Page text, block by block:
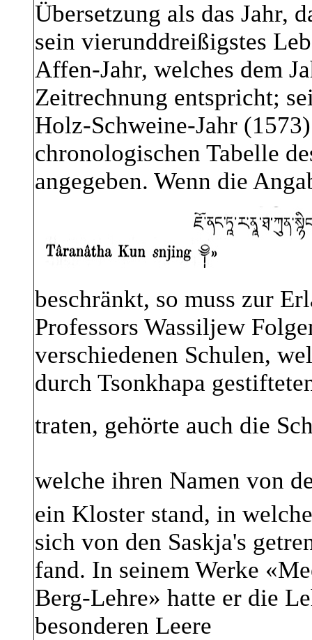
Übersetzung als das Jahr,
sein vierunddreißigstes
Affen-Jahr, welches dem
Zeitrechnung entspricht;
Holz-Schweine-Jahr
chronologischen Tabelle
angegeben. Wenn die
beschränkt, so muss zur
Professors Wassiljew
verschiedenen Schulen,
durch Tsonkhapa
traten, gehörte auch die
welche ihren Namen von
ein Kloster stand, in
sich von den Saskja's
fand. In seinem Werke
Berg-Lehre» hatte er die
besonderen Leere